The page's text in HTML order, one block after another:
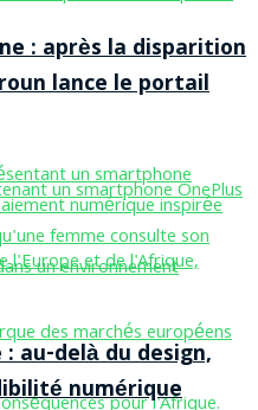
: après la disparition
lance le portail
au-delà du design,
numérique